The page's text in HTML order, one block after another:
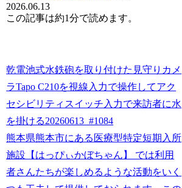
2026.06.13
この記事は約1分で読めます。
乾電池式水鉄砲を取り付けた見守りカメ
ラTapo C210を視線入力で操作してアク
セシビリティスイッチ入力で来訪者に水
を掛ける20260613_#1084
熊本県熊本市にある医療型特定短期入所
施設【はっぴぃかぼちゃん】 では利用
者さんたちが楽しめるような活動をいく